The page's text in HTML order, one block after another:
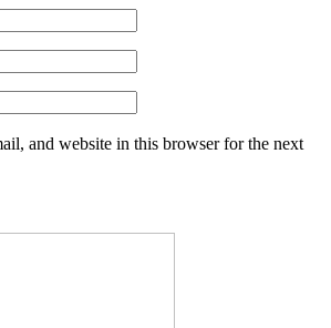
and website in this browser for the next